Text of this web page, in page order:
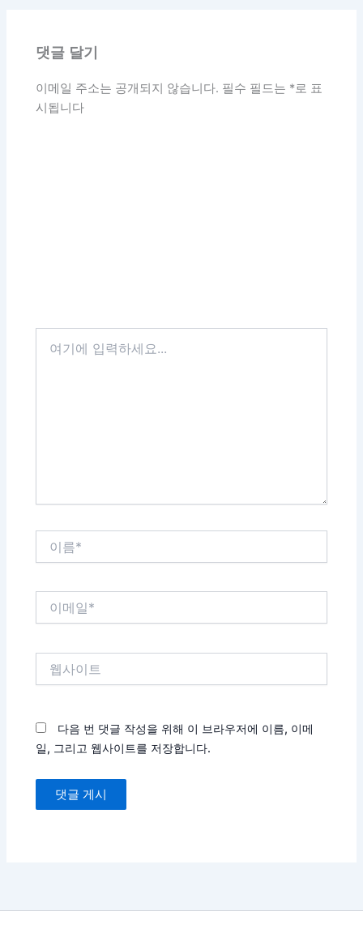
댓글 달기
이메일 주소는 공개되지 않습니다. 필수 필드는 *로 표
시됩니다
다음 번 댓글 작성을 위해 이 브라우저에 이름, 이메
일, 그리고 웹사이트를 저장합니다.